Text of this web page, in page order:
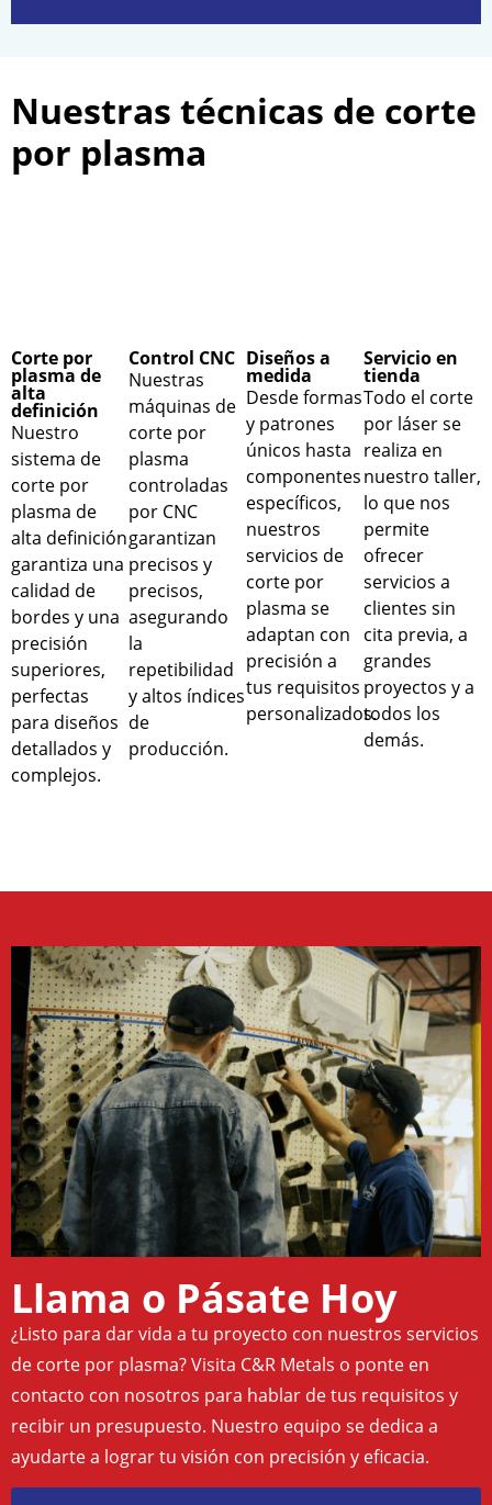
Nuestras técnicas de corte
por plasma
Corte por
plasma de
alta
definición
Nuestro
sistema de
corte por
plasma de
alta definición
garantiza una
calidad de
bordes y una
precisión
superiores,
perfectas
para diseños
detallados y
complejos.
Control CNC
Nuestras
máquinas de
corte por
plasma
controladas
por CNC
garantizan
precisos y
precisos,
asegurando
la
repetibilidad
y altos índices
de
producción.
Diseños a
medida
Desde formas
y patrones
únicos hasta
componentes
específicos,
nuestros
servicios de
corte por
plasma se
adaptan con
precisión a
tus requisitos
personalizados.
Servicio en
tienda
Todo el corte
por láser se
realiza en
nuestro taller,
lo que nos
permite
ofrecer
servicios a
clientes sin
cita previa, a
grandes
proyectos y a
todos los
demás.
Llama o Pásate Hoy
¿Listo para dar vida a tu proyecto con nuestros servicios
de corte por plasma? Visita C&R Metals o ponte en
contacto con nosotros para hablar de tus requisitos y
recibir un presupuesto. Nuestro equipo se dedica a
ayudarte a lograr tu visión con precisión y eficacia.